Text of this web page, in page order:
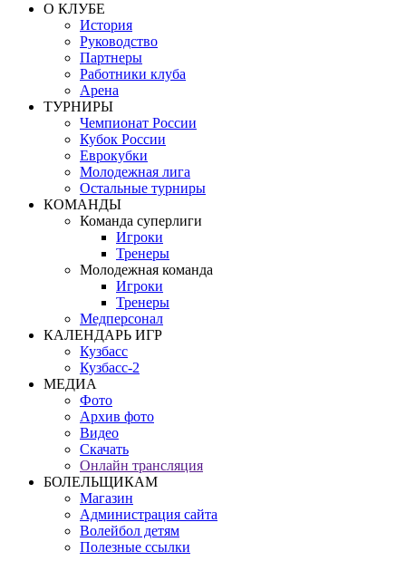
О КЛУБЕ
История
Руководство
Партнеры
Работники клуба
Арена
ТУРНИРЫ
Чемпионат России
Кубок России
Еврокубки
Молодежная лига
Остальные турниры
КОМАНДЫ
Команда суперлиги
Игроки
Тренеры
Молодежная команда
Игроки
Тренеры
Медперсонал
КАЛЕНДАРЬ ИГР
Кузбасс
Кузбасс-2
МЕДИА
Фото
Архив фото
Видео
Скачать
Онлайн трансляция
БОЛЕЛЬЩИКАМ
Магазин
Администрация сайта
Волейбол детям
Полезные ссылки